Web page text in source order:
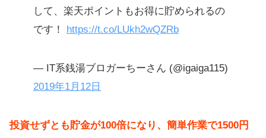
して、楽天ポイントもお得に貯められるの
です！ https://t.co/LUkh2wQZRb
— IT系銭湯ブロガーちーさん (@igaiga115)
2019年1月12日
投資せずとも貯金が100倍になり、簡単作業で1500円